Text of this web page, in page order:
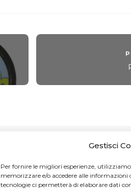
Gestisci
Per fornire le migliori esperienze,
memorizzare e/o accedere alle informazioni
tecnologie ci permetterà di elaborare dati